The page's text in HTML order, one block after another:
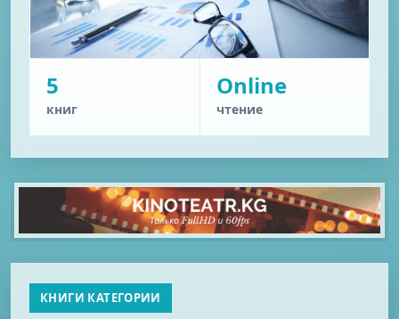
5
книг
Online
чтение
КНИГИ КАТЕГОРИИ